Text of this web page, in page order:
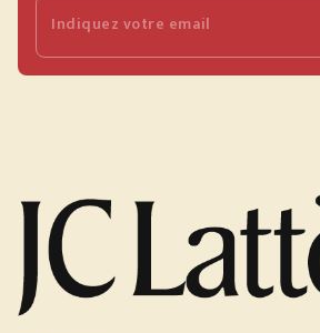
Indiquez votre email